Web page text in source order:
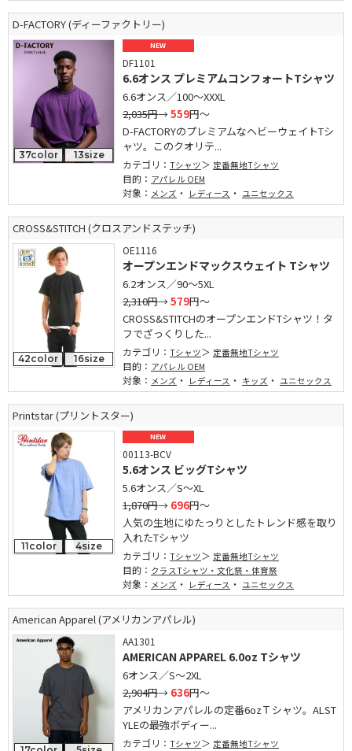
D-FACTORY (ディーファクトリー)
37color 13size
NEW
DF1101
6.6オンス プレミアムコンフォートTシャツ
6.6オンス／100～XXXL
2,035円→559円～
D-FACTORYのプレミアムなヘビーウェイトTシ
ャツ。このクオリテ...
カテゴリ： Tシャツ 定番無地Tシャツ
目的： アパレル OEM
対象： メンズ ・ レディース ・ ユニセックス
CROSS&STITCH (クロスアンドステッチ)
42color 16size
OE1116
オープンエンドマックスウェイト Tシャツ
6.2オンス／90～5XL
2,310円→579円～
CROSS&STITCHのオープンエンドTシャツ！タ
フでざっくりした...
カテゴリ： Tシャツ 定番無地Tシャツ
目的： アパレル OEM
対象： メンズ ・ レディース ・ キッズ ・ ユニセックス
Printstar (プリントスター)
11color 4size
NEW
00113-BCV
5.6オンス ビッグTシャツ
5.6オンス／S～XL
1,870円→ 696円～
人気の生地にゆたっりとしたトレンド感を取り
入れたTシャツ
カテゴリ： Tシャツ 定番無地Tシャツ
目的： クラスTシャツ・文化祭・体育祭
対象： メンズ ・ レディース ・ ユニセックス
American Apparel (アメリカンアパレル)
AA1301
AMERICAN APPAREL 6.0oz Tシャツ
6オンス／S～2XL
2,904円→ 636円～
アメリカンアパレルの定番6ozＴシャツ。ALST
YLEの最強ボディー...
カテゴリ： Tシャツ 定番無地Tシャツ